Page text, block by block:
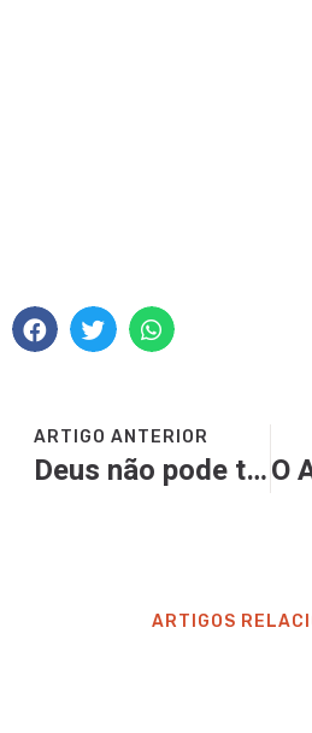
ARTIGO ANTERIOR
Deus não pode te salvar, enquanto você estiver tentando salvar a si mesmo
ARTIGOS